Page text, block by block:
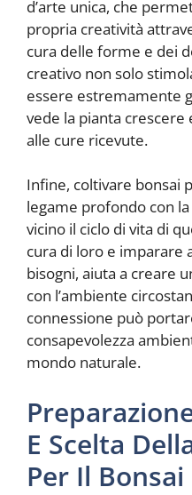
d’arte unica, che
propria creatività
cura delle forme e dei
creativo non solo
essere estremamente
vede la pianta crescere
alle cure ricevute.
Infine, coltivare bonsai
legame profondo con
vicino il ciclo di vita di
cura di loro e imparare
bisogni, aiuta a creare
con l’ambiente
connessione può
consapevolezza
mondo naturale.
E Scelta
Per Il Bonsai